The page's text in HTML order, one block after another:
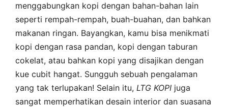
menggabungkan kopi dengan bahan-bahan lain
seperti rempah-rempah, buah-buahan, dan bahkan
makanan ringan. Bayangkan, kamu bisa menikmati
kopi dengan rasa pandan, kopi dengan taburan
cokelat, atau bahkan kopi yang disajikan dengan
kue cubit hangat. Sungguh sebuah pengalaman
yang tak terlupakan! Selain itu, LTG KOPI juga
sangat memperhatikan desain interior dan suasana